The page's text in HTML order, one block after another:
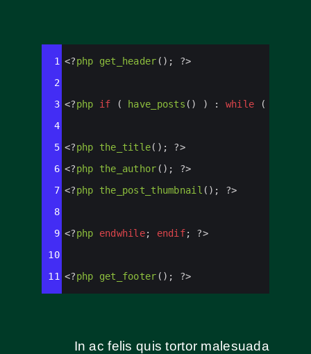
1 <?php get_header (); ?>
2
3 <?php if ( have_posts () ) : while (
4
5 <?php the_title(); ?>
6 <?php the_author (); ?>
7 <?php the_post_thumbnail (); ?>
8
9 <?php endwhile; endif; ?>
10
11 <?php get_footer (); ?>
In ac felis quis tortor malesuada